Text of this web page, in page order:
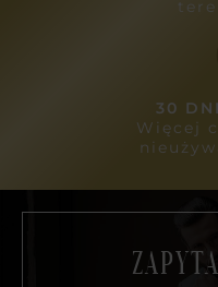
30
Więcej